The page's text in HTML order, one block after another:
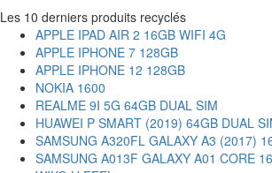
Les 10 derniers produits recyclés
APPLE IPAD AIR 2 16GB WIFI 4G
APPLE IPHONE 7 128GB
APPLE IPHONE 12 128GB
NOKIA 1600
REALME 9I 5G 64GB DUAL SIM
HUAWEI P SMART (2019) 64GB DUAL
SAMSUNG A320FL GALAXY A3 (2017)
SAMSUNG A013F GALAXY A01 CORE